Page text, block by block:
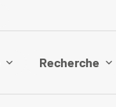
Recherche